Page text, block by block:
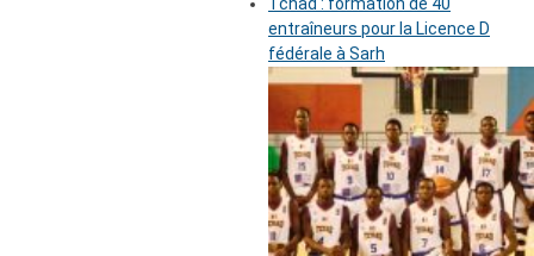
entraîneurs pour la Licence D
fédérale à Sarh